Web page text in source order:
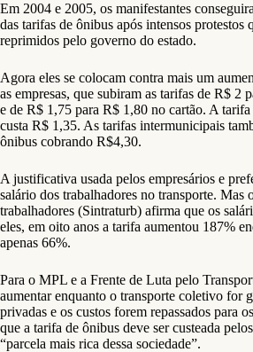
Em 2004 e 2005, os manifestantes
das tarifas de ônibus após intensos protestos
reprimidos pelo governo do estado.
Agora eles se colocam contra mais um
as empresas, que subiram as tarifas de R$ 2
e de R$ 1,75 para R$ 1,80 no cartão. A
custa R$ 1,35. As tarifas intermunicipais
ônibus cobrando R$4,30.
A justificativa usada pelos empresários e
salário dos trabalhadores no transporte. Mas
trabalhadores (Sintraturb) afirma que os
eles, em oito anos a tarifa aumentou 187%
apenas 66%.
Para o MPL e a Frente de Luta pelo
aumentar enquanto o transporte coletivo for
privadas e os custos forem repassados para
que a tarifa de ônibus deve ser custeada
“parcela mais rica dessa sociedade”.